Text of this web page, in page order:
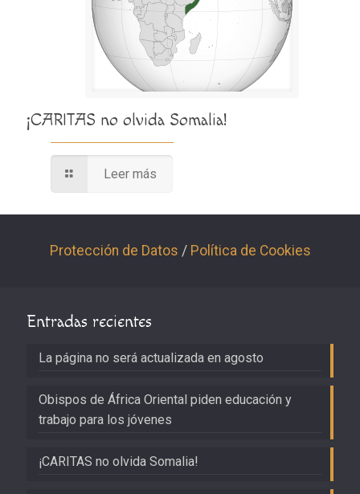
¡CARITAS no olvida Somalia!
Leer más
Protección de Datos / Política de Cookies
Entradas recientes
La página no será actualizada en agosto
Obispos de África Oriental piden educación y
trabajo para los jóvenes
¡CARITAS no olvida Somalia!